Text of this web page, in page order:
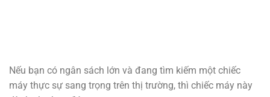
Nếu bạn có ngân sách lớn và đang tìm kiếm một chiếc
máy thực sự sang trọng trên thị trường, thì chiếc máy này